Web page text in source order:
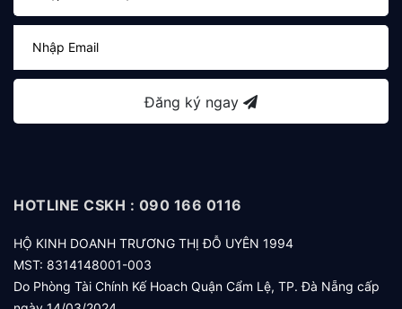
Đăng ký ngay
HOTLINE CSKH : 090 166 0116
HỘ KINH DOANH TRƯƠNG THỊ ĐỖ UYÊN 1994
MST: 8314148001-003
Do Phòng Tài Chính Kế Hoach Quận Cẩm Lệ, TP. Đà Nẵng cấp